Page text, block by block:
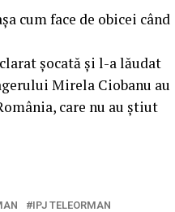
cum face de obicei când
șocată și l-a lăudat
Mirela Ciobanu au
care nu au știut
IPJ TELEORMAN